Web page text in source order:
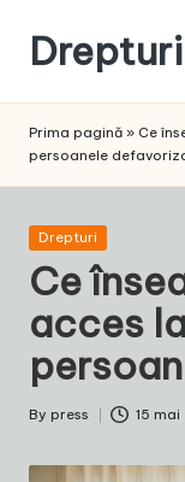
content
Sociale:
Schimbarea
Noastră!
Prima pagină » Ce
persoanele
Posted
Drepturi
Ce
acces
Posted
By press 15